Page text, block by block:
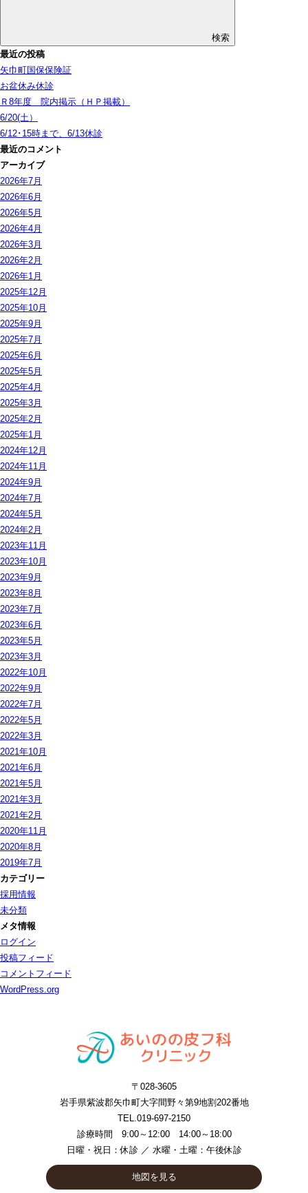
検索
最近の投稿
矢巾町国保保険証
お盆休み休診
Ｒ8年度 院内掲示（ＨＰ掲載）
6/20(土）
6/12･15時まで、6/13休診
最近のコメント
アーカイブ
2026年7月
2026年6月
2026年5月
2026年4月
2026年3月
2026年2月
2026年1月
2025年12月
2025年10月
2025年9月
2025年7月
2025年6月
2025年5月
2025年4月
2025年3月
2025年2月
2025年1月
2024年12月
2024年11月
2024年9月
2024年7月
2024年5月
2024年2月
2023年11月
2023年10月
2023年9月
2023年8月
2023年7月
2023年6月
2023年5月
2023年3月
2022年10月
2022年9月
2022年7月
2022年5月
2022年3月
2021年10月
2021年6月
2021年5月
2021年3月
2021年2月
2020年11月
2020年8月
2019年7月
カテゴリー
採用情報
未分類
メタ情報
ログイン
投稿フィード
コメントフィード
WordPress.org
〒028-3605
岩手県紫波郡矢巾町大字間野々第9地割202番地
TEL.019-697-2150
診療時間 9:00～12:00 14:00～18:00
日曜・祝日：休診 ／ 水曜・土曜：午後休診
地図を見る